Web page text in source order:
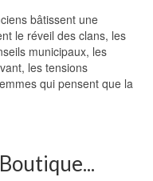
bâtissent une
le réveil des clans, les
municipaux, les
les tensions
qui pensent que la